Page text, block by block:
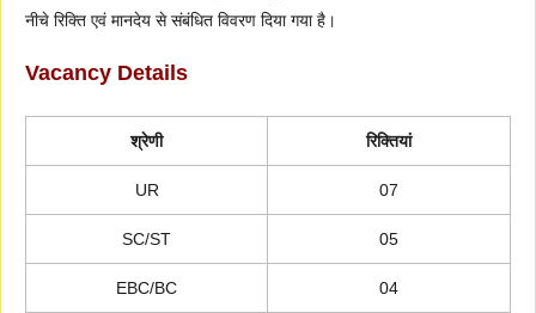
नीचे रिक्ति एवं मानदेय से संबंधित विवरण दिया गया है।
Vacancy Details
श्रेणी रिक्तियां
UR 07
SC/ST 05
EBC/BC 04